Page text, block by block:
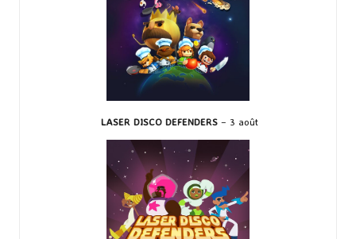
LASER DISCO DEFENDERS – 3 août